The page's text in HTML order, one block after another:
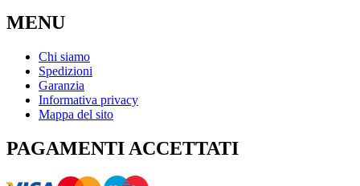
MENU
Chi siamo
Spedizioni
Garanzia
Informativa privacy
Mappa del sito
PAGAMENTI ACCETTATI